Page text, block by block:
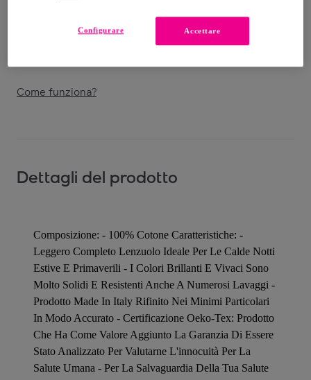
Come funziona?
Dettagli del prodotto
Composizione: - 100% Cotone Caratteristiche: -
Leggero Completo Lenzuolo Ideale Per Le Calde Notti
Estive E Primaverili - I Colori Brillanti E Vivaci Sono
Molto Solidi E Resistenti Anche A Numerosi Lavaggi -
Prodotto Made In Italy Rifinito Nei Minimi Particolari
In Modo Accurato - Certificazione Oeko-Tex: Prodotto
Che Ha Come Valore Aggiunto La Garanzia Di Essere
Stato Analizzato Per Valutarne L'innocuità Per La
Salute Umana - Per La Salvaguardia Della Tua Salute
Accettare
Configurare